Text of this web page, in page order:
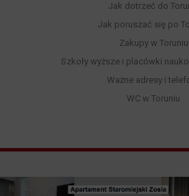
Jak dotrzeć do
Jak poruszać się po
Zakupy w Toruniu
Szkoły wyższe i placówki
Ważne adresy i
WC w Toruniu